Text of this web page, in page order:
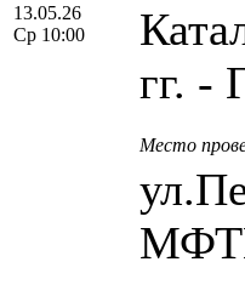
13.05.26
Ср 10:00
гг. -
Место